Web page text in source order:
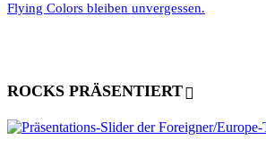
Flying Colors bleiben unvergessen.
ROCKS PRÄSENTIERT